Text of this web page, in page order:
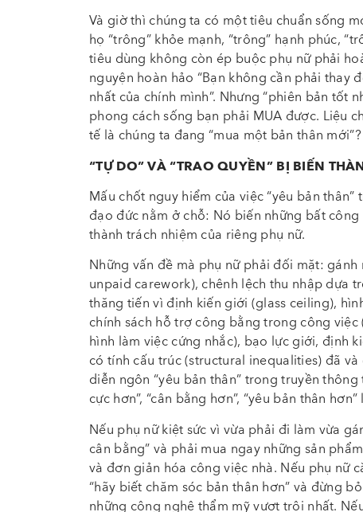
Và giờ thì chúng ta có một tiêu chuẩn sống
họ “trông” khỏe mạnh, “trông” hạnh phúc,
tiêu dùng không còn ép buộc phụ nữ phải
nguyện hoàn hảo “Bạn không cần phải
nhất của chính mình”. Nhưng “phiên bản tốt
phong cách sống bạn phải MUA được. Liệu
tế là chúng ta đang “mua một bản thân mới”?
“TỰ DO” VÀ “TRAO QUYỀN” BỊ BIẾN
Mấu chốt nguy hiểm của việc “yêu bản
đạo đức nằm ở chỗ: Nó biến những bất
thành trách nhiệm của riêng phụ nữ.
Những vấn đề mà phụ nữ phải đối mặt:
unpaid carework), chênh lệch thu nhập dựa
thăng tiến vì định kiến giới (glass ceiling),
chính sách hỗ trợ công bằng trong công
hình làm việc cứng nhắc), bạo lực giới, định
có tính cấu trúc (structural inequalities) đã
diễn ngôn “yêu bản thân” trong truyền
cực hơn”, “cân bằng hơn”, “yêu bản thân
Nếu phụ nữ kiệt sức vì vừa phải đi làm vừa
cân bằng” và phải mua ngay những sản
và đơn giản hóa công việc nhà. Nếu phụ nữ
“hãy biết chăm sóc bản thân hơn” và đừng
những công nghệ thẩm mỹ vượt trội nhất.